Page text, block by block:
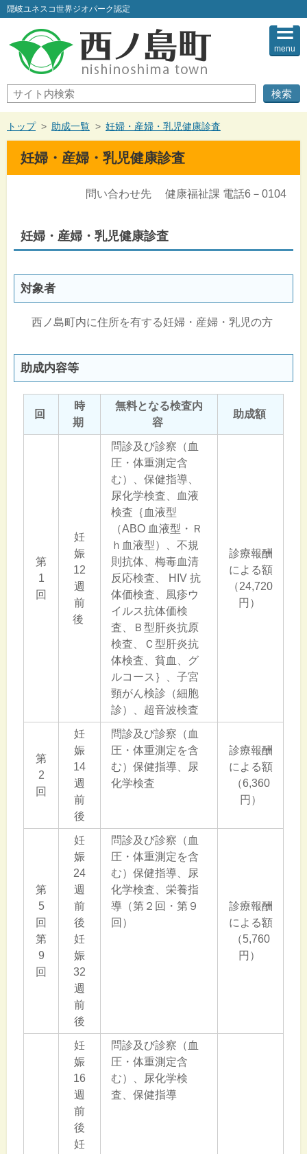
このページの本文へ
隠岐ユネスコ世界ジオパーク認定
サ
イ
ト
内
検
索
menu
現
在
トップ > 助成一覧 > 妊婦・産婦・乳児健康診査
妊婦・産婦・乳児健康診査
問い合わせ先 健康福祉課 電話6－0104
妊婦・産婦・乳児健康診査
対象者
西ノ島町内に住所を有する妊婦・産婦・乳児の方
助成内容等
回
時
期
無料となる検査内
容
助成額
第
1
回
妊
娠
12
週
前
後
問診及び診察（血
圧・体重測定含
む）、保健指導、
尿化学検査、血液
検査｛血液型
（ABO 血液型・Ｒ
ｈ血液型）、不規
則抗体、梅毒血清
反応検査、 HIV 抗
体価検査、風疹ウ
イルス抗体価検
査、Ｂ型肝炎抗原
検査、Ｃ型肝炎抗
体検査、貧血、グ
ルコース｝、子宮
頸がん検診（細胞
診）、超音波検査
診療報酬
による額
（24,720
円）
第
2
回
妊
娠
14
週
前
後
問診及び診察（血
圧・体重測定を含
む）保健指導、尿
化学検査
診療報酬
による額
（6,360
円）
第
5
回
第
9
回
妊
娠
24
週
前
後
妊
娠
32
週
前
後
問診及び診察（血
圧・体重測定を含
む）保健指導、尿
化学検査、栄養指
導（第２回・第９
回）
診療報酬
による額
（5,760
円）
妊
娠
16
週
前
後
妊
問診及び診察（血
圧・体重測定含
む）、尿化学検
査、保健指導